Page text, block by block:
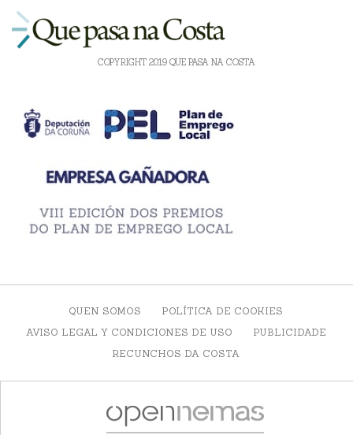
COPYRIGHT 2019 QUE PASA NA COSTA
QUEN SOMOS
POLÍTICA DE COOKIES
AVISO LEGAL Y CONDICIONES DE USO
PUBLICIDADE
RECUNCHOS DA COSTA